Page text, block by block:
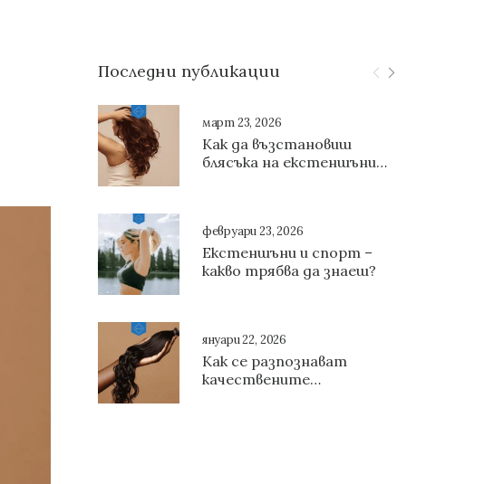
Последни публикации
март 23, 2026
Как да възстановиш
блясъка на екстеншъните
февруари 23, 2026
Екстеншъни и спорт –
какво трябва да знаеш?
януари 22, 2026
Как се разпознават
качествените